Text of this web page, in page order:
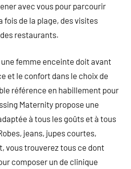
avec vous pour parcourir
fois de la plage, des visites
restaurants.
femme enceinte doit avant
et le confort dans le choix de
référence en habillement pour
Maternity propose une
à tous les goûts et à tous
jeans, jupes courtes,
vous trouverez tous ce dont
composer un de clinique